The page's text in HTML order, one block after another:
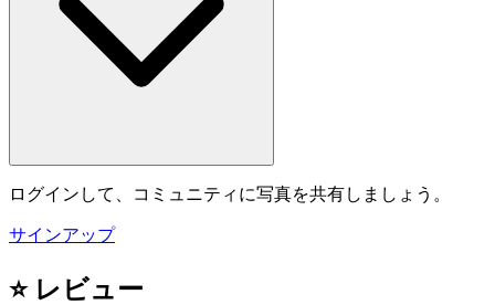
ログインして、コミュニティに写真を共有しましょう。
サインアップ
⭐ レビュー